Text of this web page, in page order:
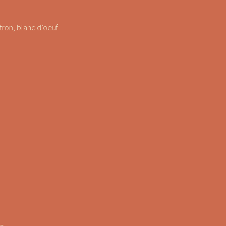
blanc d’oeuf